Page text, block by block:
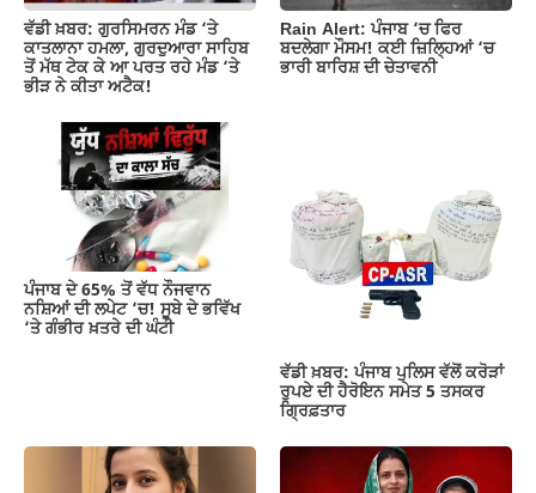
ਵੱਡੀ ਖ਼ਬਰ: ਗੁਰਸਿਮਰਨ ਮੰਡ ‘ਤੇ
ਕਾਤਲਾਨਾ ਹਮਲਾ, ਗੁਰਦੁਆਰਾ ਸਾਹਿਬ
ਤੋਂ ਮੱਥ ਟੇਕ ਕੇ ਆ ਪਰਤ ਰਹੇ ਮੰਡ ‘ਤੇ
ਭੀੜ ਨੇ ਕੀਤਾ ਅਟੈਕ!
Rain Alert: ਪੰਜਾਬ ‘ਚ ਫਿਰ
ਬਦਲੇਗਾ ਮੌਸਮ! ਕਈ ਜ਼ਿਲ੍ਹਿਆਂ ‘ਚ
ਭਾਰੀ ਬਾਰਿਸ਼ ਦੀ ਚੇਤਾਵਨੀ
ਪੰਜਾਬ ਦੇ 65% ਤੋਂ ਵੱਧ ਨੌਜਵਾਨ
ਨਸ਼ਿਆਂ ਦੀ ਲਪੇਟ ‘ਚ! ਸੂਬੇ ਦੇ ਭਵਿੱਖ
‘ਤੇ ਗੰਭੀਰ ਖ਼ਤਰੇ ਦੀ ਘੰਟੀ
ਵੱਡੀ ਖ਼ਬਰ: ਪੰਜਾਬ ਪੁਲਿਸ ਵੱਲੋਂ ਕਰੋੜਾਂ
ਰੁਪਏ ਦੀ ਹੈਰੋਇਨ ਸਮੇਤ 5 ਤਸਕਰ
ਗ੍ਰਿਫ਼ਤਾਰ